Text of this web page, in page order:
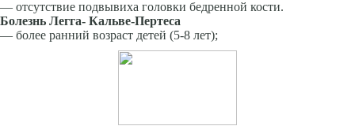
— отсутствие подвывиха головки бедренной кости.
Болезнь Легга- Кальве-Пертеса
— более ранний возраст детей (5-8 лет);